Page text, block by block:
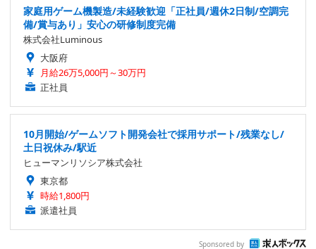
家庭用ゲーム機製造/未経験歓迎「正社員/週休2日制/空調完
備/賞与あり」安心の研修制度完備
株式会社Luminous
大阪府
月給26万5,000円～30万円
正社員
10月開始/ゲームソフト開発会社で採用サポート/残業なし/
土日祝休み/駅近
ヒューマンリソシア株式会社
東京都
時給1,800円
派遣社員
Sponsored by